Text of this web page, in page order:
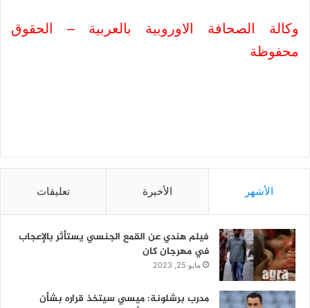
وكالة الصحافة الاوروبية بالعربية – الحقوق
محفوظة
الأشهر الأخيرة تعليقات
فيلم هندي عن القمع الجنسي يستأثر بالإعجاب
في مهرجان كان
مايو 25, 2023
مدرب برشلونة: ميسي سيتخذ قراره بشأن